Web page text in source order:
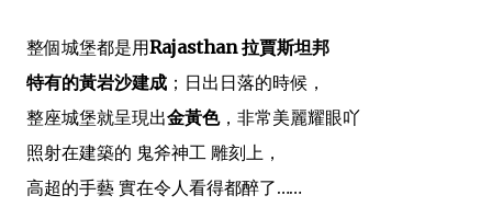
整個城堡都是用Rajasthan 拉賈斯坦邦
特有的黃岩沙建成 ；日出日落的時候，
整座城堡就呈現出金黃色，非常美麗耀眼吖
照射在建築的 鬼斧神工 雕刻上，
高超的手藝 實在令人看得都醉了……